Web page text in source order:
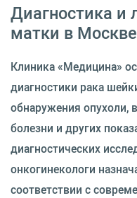
Диагностика и
матки в Москве
Клиника «Медицина»
диагностики рака
обнаружения опухоли,
болезни и других
диагностических
онкогинекологи
соответствии с